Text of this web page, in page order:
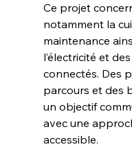
Ce projet
notamment la
maintenance
l’électricité et
connectés. Des
parcours et des
un objectif
avec une
accessible.